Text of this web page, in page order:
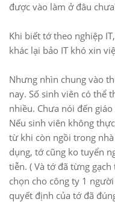
được vào làm ở đâu
Khi biết tớ theo nghiệp
khác lại bảo IT khó xin
Nhưng nhìn chung vào
nay. Số sinh viên có thể
nhiều. Chưa nói đến
Nếu sinh viên không
từ khi còn ngồi trong
dụng, tớ cũng ko tuyển
tiễn. ( Và tớ đã từng
chọn cho công ty 1
quyết định của tớ đã